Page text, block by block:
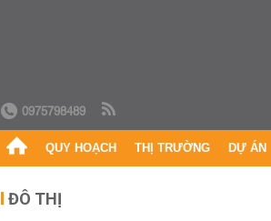
0975798489
QUY HOẠCH THỊ TRƯỜNG DỰ ÁN
ĐÔ THỊ